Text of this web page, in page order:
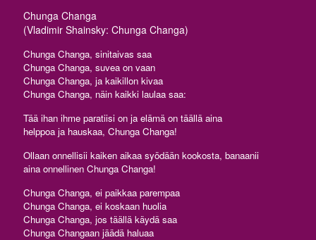
Chunga Changa
(Vladimir Shainsky: Chunga Changa)
Chunga Changa, sinitaivas saa
Chunga Changa, suvea on vaan
Chunga Changa, ja kaikillon kivaa
Chunga Changa, näin kaikki laulaa saa:
Tää ihan ihme paratiisi on ja elämä on täällä aina
helppoa ja hauskaa, Chunga Changa!
Ollaan onnellisii kaiken aikaa syödään kookosta, banaanii
aina onnellinen Chunga Changa!
Chunga Changa, ei paikkaa parempaa
Chunga Changa, ei koskaan huolia
Chunga Changa, jos täällä käydä saa
Chunga Changaan jäädä haluaa